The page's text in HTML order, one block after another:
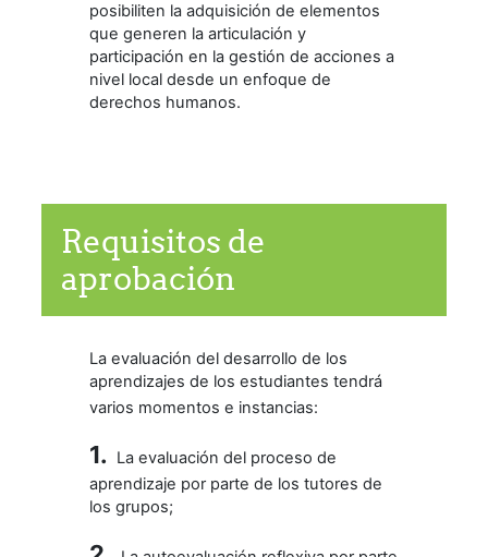
posibiliten la adquisición de elementos
que generen la articulación y
participación en la gestión de acciones a
nivel local desde un enfoque de
derechos humanos.
Requisitos de
aprobación
La evaluación del desarrollo de los
aprendizajes de los estudiantes tendrá
varios momentos e instancias:
1.
La evaluación del proceso de
aprendizaje por parte de los tutores de
los grupos;